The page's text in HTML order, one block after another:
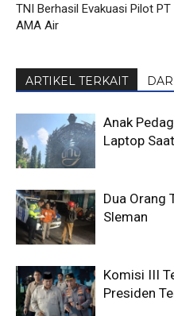
TNI Berhasil Evakuasi Pilot PT
AMA Air
ARTIKEL TERKAIT
Anak
Laptop
Dua Orang
Sleman
Komisi III
Presiden